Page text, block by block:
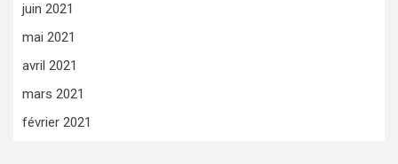
juin 2021
mai 2021
avril 2021
mars 2021
février 2021